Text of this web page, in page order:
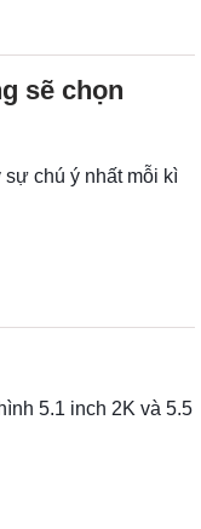
sẽ chọn
sự chú ý nhất mỗi kì
5.1 inch 2K và 5.5